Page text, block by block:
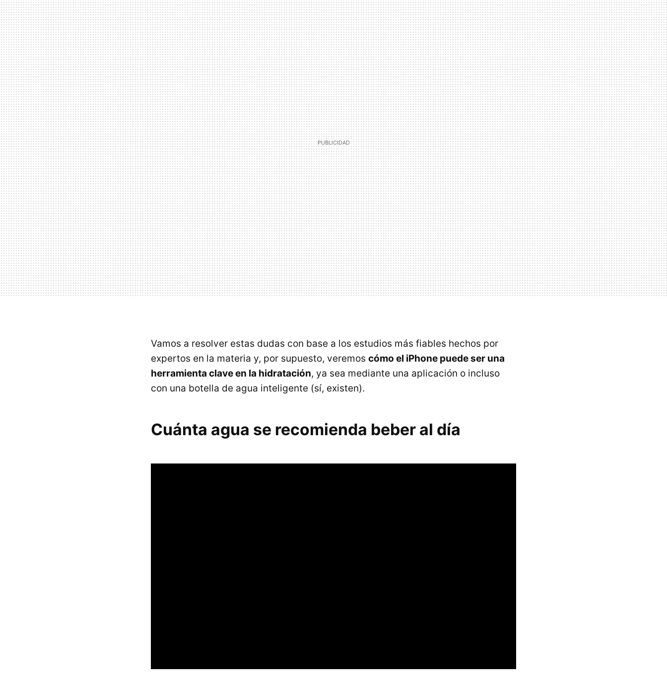
Vamos a resolver estas dudas con base a los estudios más fiables hechos por
expertos en la materia y, por supuesto, veremos cómo el iPhone puede ser una
herramienta clave en la hidratación, ya sea mediante una aplicación o incluso
con una botella de agua inteligente (sí, existen).
Cuánta agua se recomienda beber al día